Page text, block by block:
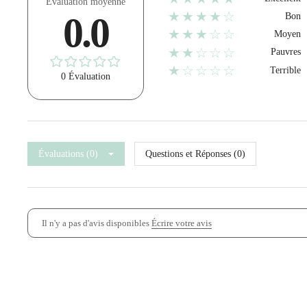
0.0
0 Évaluation
★★★★☆ Bon
★★★☆☆ Moyen
★★☆☆☆ Pauvres
★☆☆☆☆ Terrible
Évaluations (0) Questions et Réponses (0)
Il n'y a pas d'avis disponibles Écrire votre avis